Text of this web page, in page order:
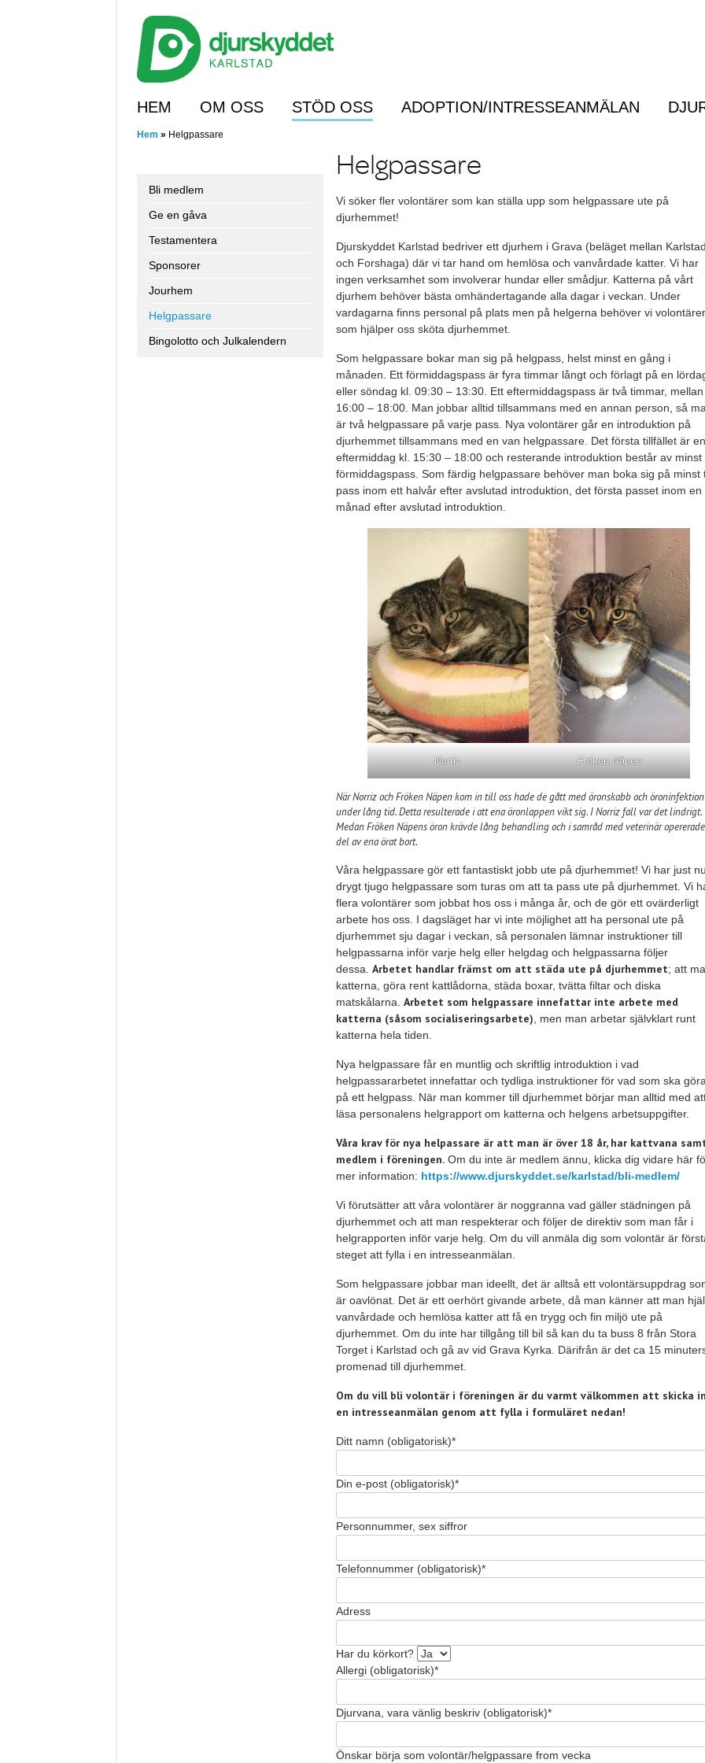
Menu
Skip to content
HEM OM OSS STÖD OSS ADOPTION/INTRESSEANMÄLAN
Hem » Helgpassare
Bli medlem
Ge en gåva
Testamentera
Sponsorer
Jourhem
Helgpassare
Bingolotto och Julkalendern
Helgpassare
Vi söker fler volontärer som kan ställa upp som helgpassare ute på
djurhemmet!
Djurskyddet Karlstad bedriver ett djurhem i Grava (beläget mellan Karlstad
och Forshaga) där vi tar hand om hemlösa och vanvårdade katter. Vi har
ingen verksamhet som involverar hundar eller smådjur. Katterna på vårt
djurhem behöver bästa omhändertagande alla dagar i veckan. Under
vardagarna finns personal på plats men på helgerna behöver vi volontärer
som hjälper oss sköta djurhemmet.
Som helgpassare bokar man sig på helgpass, helst minst en gång i
månaden. Ett förmiddagspass är fyra timmar långt och förlagt på en
eller söndag kl. 09:30 – 13:30. Ett eftermiddagspass är två timmar, mellan
16:00 – 18:00. Man jobbar alltid tillsammans med en annan person, så
är två helgpassare på varje pass. Nya volontärer går en introduktion på
djurhemmet tillsammans med en van helgpassare. Det första tillfället är en
eftermiddag kl. 15:30 – 18:00 och resterande introduktion består av minst
förmiddagspass. Som färdig helgpassare behöver man boka sig på minst
pass inom ett halvår efter avslutad introduktion, det första passet inom en
månad efter avslutad introduktion.
Norriz Fröken Näpen
När Norriz och Fröken Näpen kom in till oss hade de gått med öronskabb och öroninfektion
under lång tid. Detta resulterade i att ena öronlappen vikt sig. I Norriz fall var det lindrigt.
Medan Fröken Näpens öron krävde lång behandling och i samråd med veterinär
del av ena örat bort.
Våra helgpassare gör ett fantastiskt jobb ute på djurhemmet! Vi har just nu
drygt tjugo helgpassare som turas om att ta pass ute på djurhemmet. Vi
flera volontärer som jobbat hos oss i många år, och de gör ett ovärderligt
arbete hos oss. I dagsläget har vi inte möjlighet att ha personal ute på
djurhemmet sju dagar i veckan, så personalen lämnar instruktioner till
helgpassarna inför varje helg eller helgdag och helgpassarna följer
dessa. Arbetet handlar främst om att städa ute på djurhemmet; att
katterna, göra rent kattlådorna, städa boxar, tvätta filtar och diska
matskålarna. Arbetet som helgpassare innefattar inte arbete med
katterna (såsom socialiseringsarbete) , men man arbetar självklart runt
katterna hela tiden.
Nya helgpassare får en muntlig och skriftlig introduktion i vad
helgpassararbetet innefattar och tydliga instruktioner för vad som ska
på ett helgpass. När man kommer till djurhemmet börjar man alltid med
läsa personalens helgrapport om katterna och helgens arbetsuppgifter.
Våra krav för nya helpassare är att man är över 18 år, har kattvana
medlem i föreningen.Om du inte är medlem ännu, klicka dig vidare här
mer information: https://www.djurskyddet.se/karlstad/bli-medlem/
Vi förutsätter att våra volontärer är noggranna vad gäller städningen på
djurhemmet och att man respekterar och följer de direktiv som man får i
helgrapporten inför varje helg. Om du vill anmäla dig som volontär är
steget att fylla i en intresseanmälan.
Som helgpassare jobbar man ideellt, det är alltså ett volontärsuppdrag
är oavlönat. Det är ett oerhört givande arbete, då man känner att man
vanvårdade och hemlösa katter att få en trygg och fin miljö ute på
djurhemmet. Om du inte har tillgång till bil så kan du ta buss 8 från Stora
Torget i Karlstad och gå av vid Grava Kyrka. Därifrån är det ca 15
promenad till djurhemmet.
Om du vill bli volontär i föreningen är du varmt välkommen att skicka in
en intresseanmälan genom att fylla i formuläret nedan!
Ditt namn (obligatorisk)*
Din e-post (obligatorisk)*
Personnummer, sex siffror
Telefonnummer (obligatorisk)*
Adress
Har du körkort?
Allergi (obligatorisk)*
Djurvana, vara vänlig beskriv (obligatorisk)*
Önskar börja som volontär/helgpassare from vecka